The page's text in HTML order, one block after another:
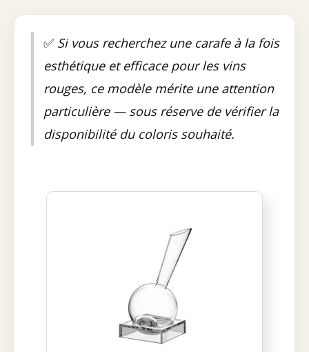
✅ Si vous recherchez une carafe à la fois
esthétique et efficace pour les vins
rouges, ce modèle mérite une attention
particulière — sous réserve de vérifier la
disponibilité du coloris souhaité.